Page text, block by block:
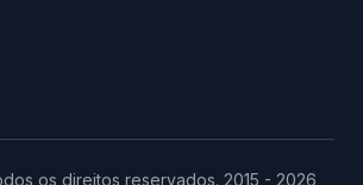
os direitos reservados. 2015 - 2026